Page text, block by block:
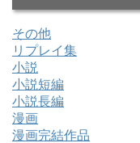
その他
リプレイ集
小説
小説短編
小説長編
漫画
漫画完結作品